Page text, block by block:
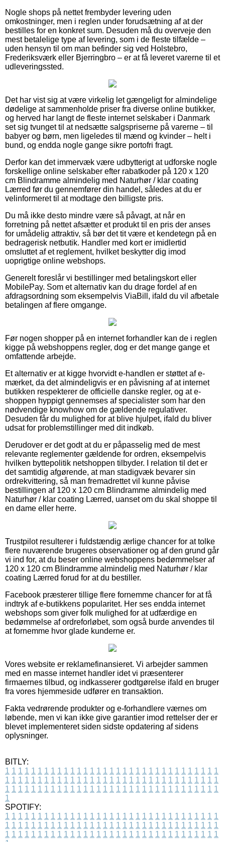
Nogle shops på nettet frembyder levering uden
omkostninger, men i reglen under forudsætning af at der
bestilles for en konkret sum. Desuden må du overveje den
mest betalelige type af levering, som i de fleste tilfælde –
uden hensyn til om man befinder sig ved Holstebro,
Frederiksværk eller Bjerringbro – er at få leveret varerne til et
udleveringssted.
Det har vist sig at være virkelig let gængeligt for almindelige
dødelige at sammenholde priser fra diverse online butikker,
og herved har langt de fleste internet selskaber i Danmark
set sig tvunget til at nedsætte salgspriserne på varerne – til
babyer og børn, men ligeledes til mænd og kvinder – helt i
bund, og endda nogle gange sikre portofri fragt.
Derfor kan det immervæk være udbytterigt at udforske nogle
forskellige online selskaber efter rabatkoder på 120 x 120
cm Blindramme almindelig med Naturhør / klar coating
Lærred før du gennemfører din handel, således at du er
velinformeret til at modtage den billigste pris.
Du må ikke desto mindre være så påvagt, at når en
forretning på nettet afsætter et produkt til en pris der anses
for umådelig attraktiv, så bør det tit være et kendetegn på en
bedragerisk netbutik. Handler med kort er imidlertid
omsluttet af et reglement, hvilket beskytter dig imod
uoprigtige online webshops.
Generelt foreslår vi bestillinger med betalingskort eller
MobilePay. Som et alternativ kan du drage fordel af en
afdragsordning som eksempelvis ViaBill, ifald du vil afbetale
betalingen af flere omgange.
Før nogen shopper på en internet forhandler kan de i reglen
kigge på webshoppens regler, dog er det mange gange et
omfattende arbejde.
Et alternativ er at kigge hvorvidt e-handlen er støttet af e-
mærket, da det almindeligvis er en påvisning af at internet
butikken respekterer de officielle danske regler, og at e-
shoppen hyppigt gennemses af specialister som har den
nødvendige knowhow om de gældende regulativer.
Desuden får du mulighed for at blive hjulpet, ifald du bliver
udsat for problemstillinger med dit indkøb.
Derudover er det godt at du er påpasselig med de mest
relevante reglementer gældende for ordren, eksempelvis
hvilken byttepolitik netshoppen tilbyder. I relation til det er
det samtidig afgørende, at man stadigvæk bevarer sin
ordrekvittering, så man fremadrettet vil kunne påvise
bestillingen af 120 x 120 cm Blindramme almindelig med
Naturhør / klar coating Lærred, uanset om du skal shoppe til
en dame eller herre.
Trustpilot resulterer i fuldstændig ærlige chancer for at tolke
flere nuværende brugeres observationer og af den grund går
vi ind for, at du beser online webshoppens bedømmelser af
120 x 120 cm Blindramme almindelig med Naturhør / klar
coating Lærred forud for at du bestiller.
Facebook præsterer tillige flere fornemme chancer for at få
indtryk af e-butikkens popularitet. Her ses endda internet
webshops som giver folk mulighed for at udfærdige en
bedømmelse af ordreforløbet, som også burde anvendes til
at fornemme hvor glade kunderne er.
Vores website er reklamefinansieret. Vi arbejder sammen
med en masse internet handler idet vi præsenterer
firmaernes tilbud, og indkasserer godtgørelse ifald en bruger
fra vores hjemmeside udfører en transaktion.
Fakta vedrørende produkter og e-forhandlere værnes om
løbende, men vi kan ikke give garantier imod rettelser der er
blevet implementeret siden sidste opdatering af sidens
oplysninger.
BITLY:
1 1 1 1 1 1 1 1 1 1 1 1 1 1 1 1 1 1 1 1 1 1 1 1 1 1 1 1 1 1 1 1 1
1 1 1 1 1 1 1 1 1 1 1 1 1 1 1 1 1 1 1 1 1 1 1 1 1 1 1 1 1 1 1 1 1
1 1 1 1 1 1 1 1 1 1 1 1 1 1 1 1 1 1 1 1 1 1 1 1 1 1 1 1 1 1 1 1 1
1
SPOTIFY:
1 1 1 1 1 1 1 1 1 1 1 1 1 1 1 1 1 1 1 1 1 1 1 1 1 1 1 1 1 1 1 1 1
1 1 1 1 1 1 1 1 1 1 1 1 1 1 1 1 1 1 1 1 1 1 1 1 1 1 1 1 1 1 1 1 1
1 1 1 1 1 1 1 1 1 1 1 1 1 1 1 1 1 1 1 1 1 1 1 1 1 1 1 1 1 1 1 1 1